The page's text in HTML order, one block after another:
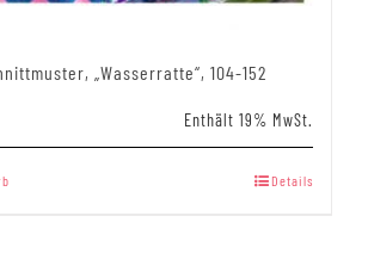
„Wasserratte“, 104-152
Enthält 19% MwSt.
Details